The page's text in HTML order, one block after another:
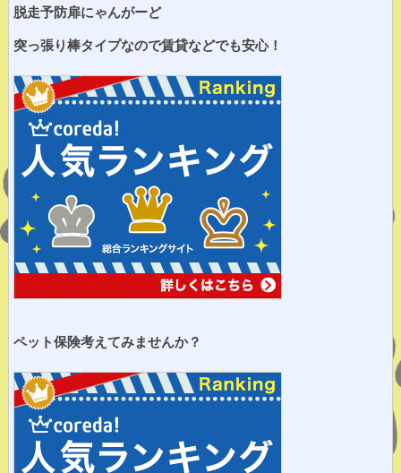
脱走予防扉にゃんがーど
突っ張り棒タイプなので賃貸などでも安心！
ペット保険考えてみませんか？